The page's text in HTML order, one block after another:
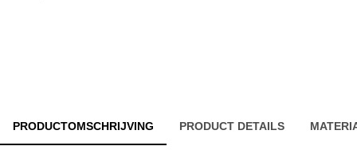
PRODUCTOMSCHRIJVING PRODUCT DETAILS